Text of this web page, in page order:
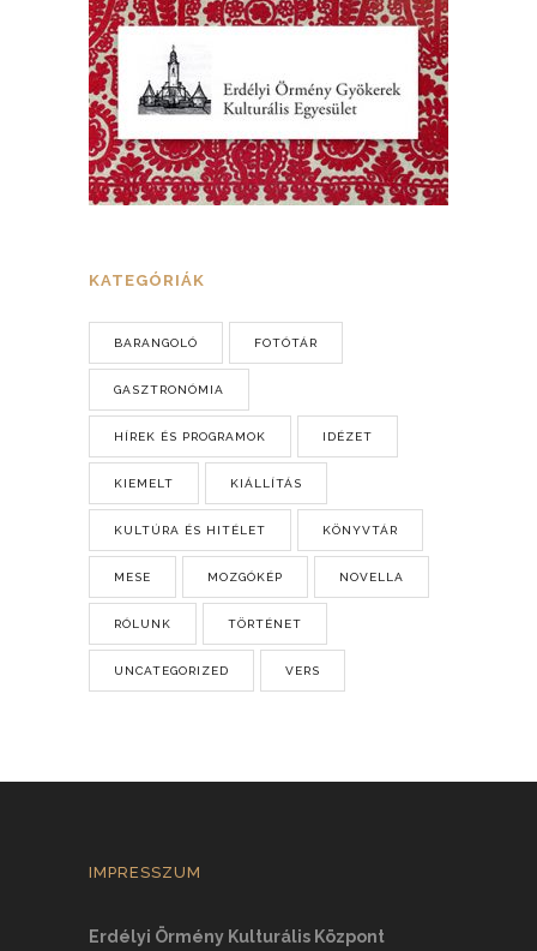
KATEGÓRIÁK
BARANGOLÓ FOTÓTÁR
GASZTRONÓMIA
HÍREK ÉS PROGRAMOK IDÉZET
KIEMELT KIÁLLÍTÁS
KULTÚRA ÉS HITÉLET KÖNYVTÁR
MESE MOZGÓKÉP NOVELLA
RÓLUNK TÖRTÉNET
UNCATEGORIZED VERS
IMPRESSZUM
Erdélyi Örmény Kulturális Központ